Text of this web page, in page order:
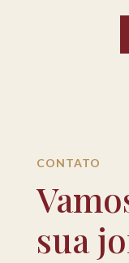
CONTATO
sua